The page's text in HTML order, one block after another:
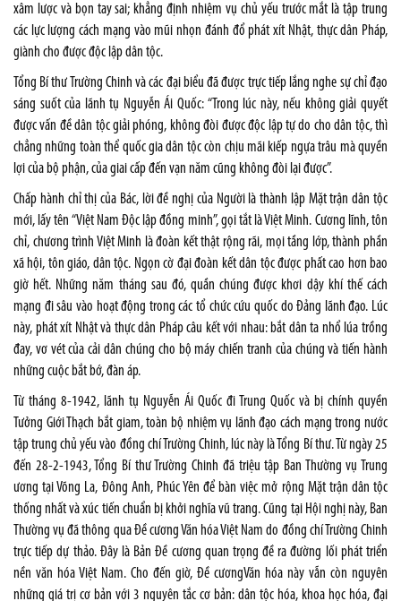
xâm lược và bọn tay sai; khẳng định nhiệm vụ chủ yếu trước mắt là tập trung
các lực lượng cách mạng vào mũi nhọn đánh đổ phát xít Nhật, thực dân Pháp,
giành cho được độc lập dân tộc.
Tổng Bí thư Trường Chinh và các đại biểu đã được trực tiếp lắng nghe sự chỉ đạo
sáng suốt của lãnh tụ Nguyễn Ái Quốc: “Trong lúc này, nếu không giải quyết
được vấn đề dân tộc giải phóng, không đòi được độc lập tự do cho dân tộc, thì
chẳng những toàn thể quốc gia dân tộc còn chịu mãi kiếp ngựa trâu mà quyền
lợi của bộ phận, của giai cấp đến vạn năm cũng không đòi lại được”.
Chấp hành chỉ thị của Bác, lời đề nghị của Người là thành lập Mặt trận dân tộc
mới, lấy tên “Việt Nam Độc lập đồng minh”, gọi tắt là Việt Minh. Cương lĩnh, tôn
chỉ, chương trình Việt Minh là đoàn kết thật rộng rãi, mọi tầng lớp, thành phần
xã hội, tôn giáo, dân tộc. Ngọn cờ đại đoàn kết dân tộc được phất cao hơn bao
giờ hết. Những năm tháng sau đó, quần chúng được khơi dậy khí thế cách
mạng đi sâu vào hoạt động trong các tổ chức cứu quốc do Đảng lãnh đạo. Lúc
này, phát xít Nhật và thực dân Pháp câu kết với nhau: bắt dân ta nhổ lúa trồng
đay, vơ vét của cải dân chúng cho bộ máy chiến tranh của chúng và tiến hành
những cuộc bắt bớ, đàn áp.
Từ tháng 8-1942, lãnh tụ Nguyễn Ái Quốc đi Trung Quốc và bị chính quyền
Tưởng Giới Thạch bắt giam, toàn bộ nhiệm vụ lãnh đạo cách mạng trong nước
tập trung chủ yếu vào đồng chí Trường Chinh, lúc này là Tổng Bí thư. Từ ngày 25
đến 28-2-1943, Tổng Bí thư Trường Chinh đã triệu tập Ban Thường vụ Trung
ương tại Võng La, Đông Anh, Phúc Yên để bàn việc mở rộng Mặt trận dân tộc
thống nhất và xúc tiến chuẩn bị khởi nghĩa vũ trang. Cũng tại Hội nghị này, Ban
Thường vụ đã thông qua Đề cương Văn hóa Việt Nam do đồng chí Trường Chinh
trực tiếp dự thảo. Đây là Bản Đề cương quan trọng đề ra đường lối phát triển
nền văn hóa Việt Nam. Cho đến giờ, Đề cươngVăn hóa này vẫn còn nguyên
những giá trị cơ bản với 3 nguyên tắc cơ bản: dân tộc hóa, khoa học hóa, đại